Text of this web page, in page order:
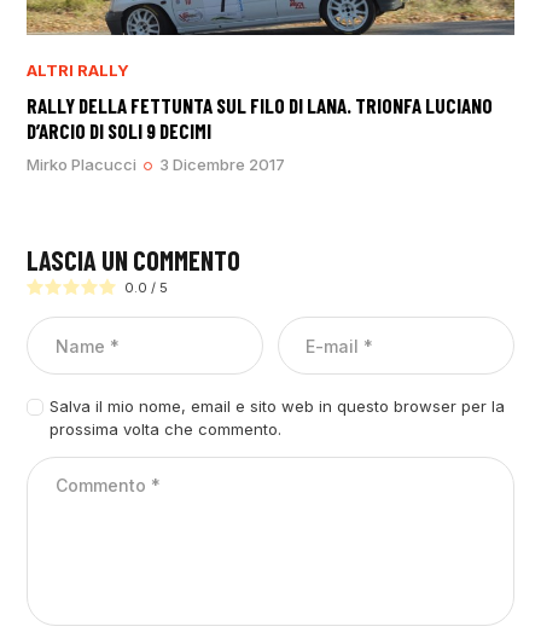
ALTRI RALLY
RALLY DELLA FETTUNTA SUL FILO DI LANA. TRIONFA LUCIANO
D’ARCIO DI SOLI 9 DECIMI
Mirko Placucci 3 Dicembre 2017
LASCIA UN COMMENTO
0.0 / 5
Salva il mio nome, email e sito web in questo browser per la
prossima volta che commento.